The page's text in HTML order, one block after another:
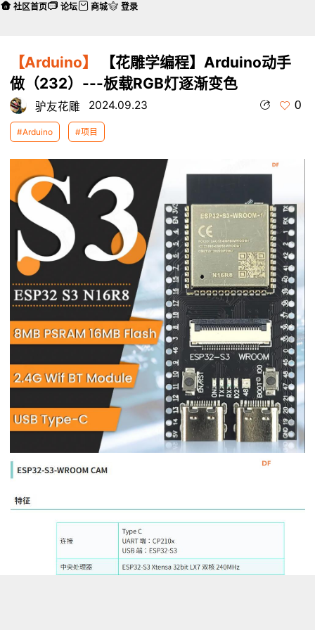
【Arduino】
【花雕学编程】Arduino动手
做（232）---板载RGB灯逐渐变色
驴友花雕 2024.09.23 0
#Arduino #项目
社区首页 论坛 商城 登录